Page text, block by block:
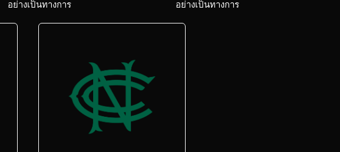
อย่างเป็นทางการ
อย่างเป็นทางการ